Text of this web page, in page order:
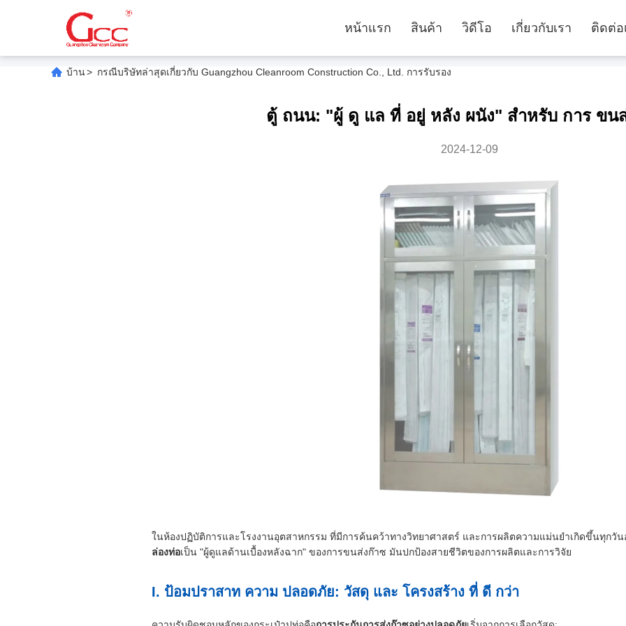
หน้าแรก สินค้า วิดีโอ เกี่ยวกับเรา ติดต่อ
บ้าน> กรณีบริษัทล่าสุดเกี่ยวกับ Guangzhou Cleanroom Construction Co., Ltd. การรับรอง
ตู้ ถนน: "ผู้ ดู แล ที่ อยู่ หลัง ผนัง" สําหรับ การ ขน
2024-12-09
ในห้องปฏิบัติการและโรงงานอุตสาหกรรม ที่มีการค้นคว้าทางวิทยาศาสตร์ และการผลิตความแม่นยําเกิดขึ้นทุกวัน
ล่องท่อเป็น "ผู้ดูแลด้านเบื้องหลังฉาก" ของการขนส่งก๊าซ มันปกป้องสายชีวิตของการผลิตและการวิจัย
I. ป้อมปราสาท ความ ปลอดภัย: วัสดุ และ โครงสร้าง ที่ ดี กว่า